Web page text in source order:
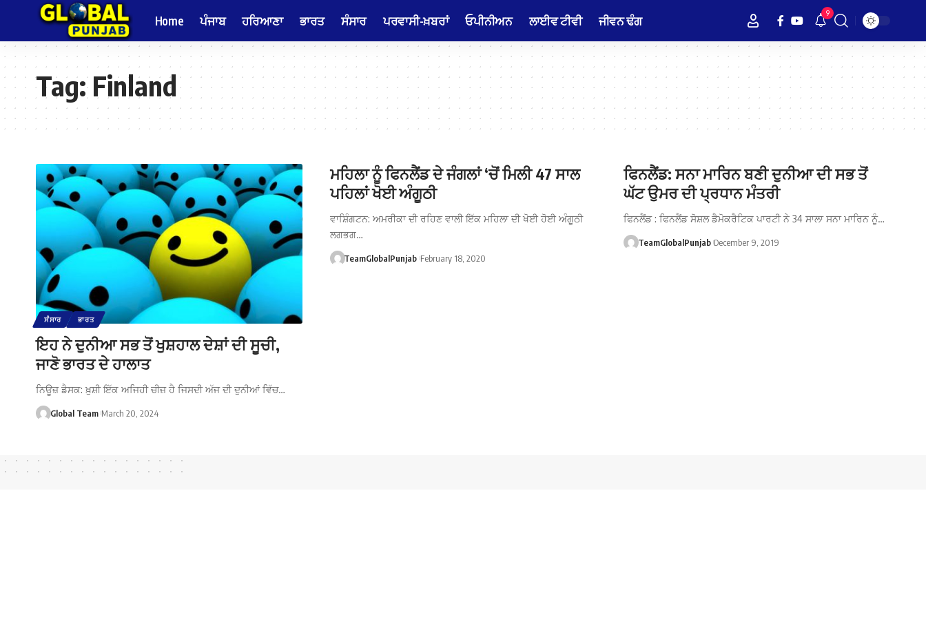
Home ਪੰਜਾਬ ਹਰਿਆਣਾ ਭਾਰਤ ਸੰਸਾਰ ਪਰਵਾਸੀ-ਖ਼ਬਰਾਂ ਓਪੀਨੀਅਨ ਲਾਈਵ ਟੀਵੀ ਜੀਵਨ ਢੰਗ 9
Tag:Finland
ਸੰਸਾਰ ਭਾਰਤ
ਇਹ ਨੇ ਦੁਨੀਆ ਸਭ ਤੋਂ ਖੁਸ਼ਹਾਲ ਦੇਸ਼ਾਂ ਦੀ ਸੂਚੀ,
ਜਾਣੋ ਭਾਰਤ ਦੇ ਹਾਲਾਤ
ਨਿਊਜ਼ ਡੈਸਕ: ਖ਼ੁਸ਼ੀ ਇੱਕ ਅਜਿਹੀ ਚੀਜ਼ ਹੈ ਜਿਸਦੀ ਅੱਜ ਦੀ ਦੁਨੀਆਂ ਵਿੱਚ…
Global Team March 20, 2024
ਮਹਿਲਾ ਨੂੰ ਫਿਨਲੈਂਡ ਦੇ ਜੰਗਲਾਂ ‘ਚੋਂ ਮਿਲੀ 47 ਸਾਲ
ਪਹਿਲਾਂ ਖੋਈ ਅੰਗੂਠੀ
ਵਾਸ਼ਿੰਗਟਨ: ਅਮਰੀਕਾ ਦੀ ਰਹਿਣ ਵਾਲੀ ਇੱਕ ਮਹਿਲਾ ਦੀ ਖੋਈ ਹੋਈ ਅੰਗੂਠੀ
ਲਗਭਗ…
TeamGlobalPunjab February 18, 2020
ਫਿਨਲੈਂਡ: ਸਨਾ ਮਾਰਿਨ ਬਣੀ ਦੁਨੀਆ ਦੀ ਸਭ ਤੋਂ
ਘੱਟ ਉਮਰ ਦੀ ਪ੍ਰਧਾਨ ਮੰਤਰੀ
ਫਿਨਲੈਂਡ : ਫਿਨਲੈਂਡ ਸੋਸ਼ਲ ਡੈਮੋਕਰੈਟਿਕ ਪਾਰਟੀ ਨੇ 34 ਸਾਲਾ ਸਨਾ ਮਾਰਿਨ ਨੂੰ…
TeamGlobalPunjab December 9, 2019